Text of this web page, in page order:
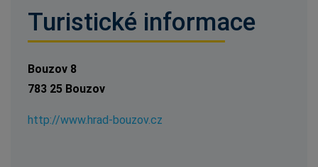
Turistické informace
Bouzov 8
783 25 Bouzov
http://www.hrad-bouzov.cz